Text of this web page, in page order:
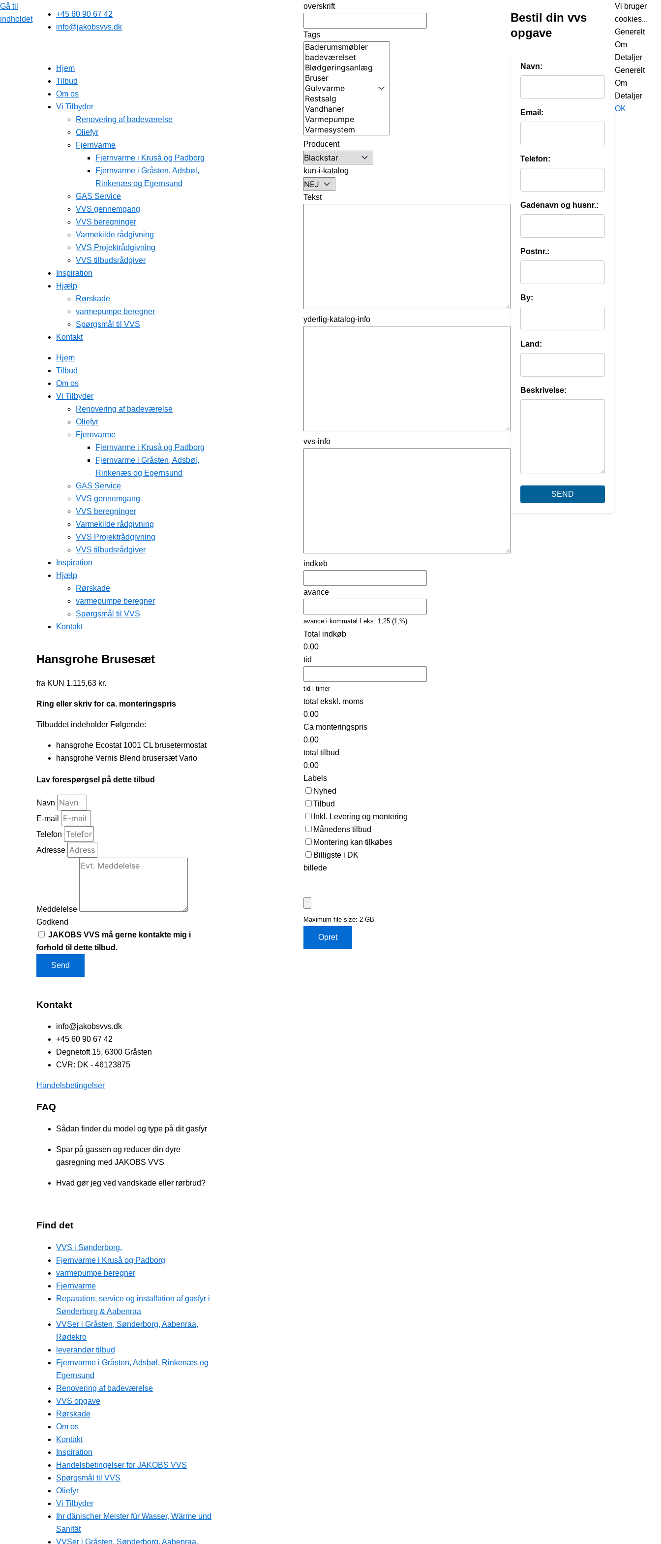
Gå til
indholdet
+45 60 90 67 42
info@jakobsvvs.dk
Hjem
Tilbud
Om os
Vi Tilbyder
Renovering af badeværelse
Oliefyr
Fjernvarme
Fjernvarme i Kruså og Padborg
Fjernvarme i Gråsten, Adsbøl,
Rinkenæs og Egernsund
GAS Service
VVS gennemgang
VVS beregninger
Varmekilde rådgivning
VVS Projektrådgivning
VVS tilbudsrådgiver
Inspiration
Hjælp
Rørskade
varmepumpe beregner
Spørgsmål til VVS
Kontakt
Hjem
Tilbud
Om os
Vi Tilbyder
Renovering af badeværelse
Oliefyr
Fjernvarme
Fjernvarme i Kruså og Padborg
Fjernvarme i Gråsten, Adsbøl,
Rinkenæs og Egernsund
GAS Service
VVS gennemgang
VVS beregninger
Varmekilde rådgivning
VVS Projektrådgivning
VVS tilbudsrådgiver
Inspiration
Hjælp
Rørskade
varmepumpe beregner
Spørgsmål til VVS
Kontakt
Hansgrohe Brusesæt
fra KUN 1.115,63 kr.
Ring eller skriv for ca. monteringspris
Tilbuddet indeholder Følgende:
hansgrohe Ecostat 1001 CL brusetermostat
hansgrohe Vernis Blend brusersæt Vario
Lav forespørgsel på dette tilbud
Navn
E-mail
Telefon
Adresse
Meddelelse
Godkend
JAKOBS VVS må gerne kontakte mig i
forhold til dette tilbud.
Send
Kontakt
info@jakobsvvs.dk
+45 60 90 67 42
Degnetoft 15, 6300 Gråsten
CVR: DK - 46123875
Handelsbetingelser
FAQ
Sådan finder du model og type på dit gasfyr
Spar på gassen og reducer din dyre
gasregning med JAKOBS VVS
Hvad gør jeg ved vandskade eller rørbrud?
Find det
VVS i Sønderborg.
Fjernvarme i Kruså og Padborg
varmepumpe beregner
Fjernvarme
Reparation, service og installation af gasfyr i
Sønderborg & Aabenraa
VVSer i Gråsten, Sønderborg, Aabenraa,
Rødekro
leverandør tilbud
Fjernvarme i Gråsten, Adsbøl, Rinkenæs og
Egernsund
Renovering af badeværelse
VVS opgave
Rørskade
Om os
Kontakt
Inspiration
Handelsbetingelser for JAKOBS VVS
Spørgsmål til VVS
Oliefyr
Vi Tilbyder
Ihr dänischer Meister für Wasser, Wärme und
Sanität
VVSer i Gråsten, Sønderborg, Aabenraa,
overskrift
Tags
Producent
kun-i-katalog
Tekst
yderlig-katalog-info
vvs-info
indkøb
avance
avance i kommatal f.eks. 1,25 (1,%)
Total indkøb
0.00
tid
tid i timer
total ekskl. moms
0.00
Ca monteringspris
0.00
total tilbud
0.00
Labels
Nyhed
Tilbud
Inkl. Levering og montering
Månedens tilbud
Montering kan tilkøbes
Billigste i DK
billede
Maximum file size: 2 GB
Opret
Bestil din vvs
opgave
Navn:
Email:
Telefon:
Gadenavn og husnr.:
Postnr.:
By:
Land:
Beskrivelse:
Vi bruger
cookies...
Generelt
Om
Detaljer
Generelt
Om
Detaljer
OK